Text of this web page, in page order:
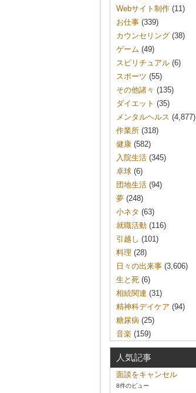
Webサイト制作 (11)
お仕事 (339)
カウンセリング (38)
ゲーム (49)
スピリチュアル (6)
スポーツ (55)
その他諸々 (135)
ダイエット (35)
メンタルヘルス (4,877)
作業所 (318)
健康 (582)
入院生活 (345)
卓球 (6)
団地生活 (94)
夢 (248)
小ネタ (63)
就職活動 (116)
引越し (101)
料理 (28)
日々の出来事 (3,606)
生と死 (6)
相続関連 (31)
精神科デイケア (94)
糖尿病 (25)
音楽 (159)
人気記事
面談をキャンセル
8件のビュー